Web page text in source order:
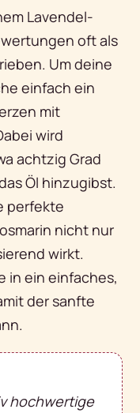
Lavendel-
oft als
Um deine
einfach ein
mit
wird
achtzig Grad
Öl hinzugibst.
perfekte
nicht nur
wirkt.
in ein einfaches,
der sanfte
hochwertige